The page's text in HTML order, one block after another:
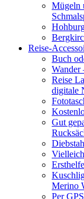
Mügeln
Reise-
Buch
Wander
Reise
digitale
Gut
Merino
Per